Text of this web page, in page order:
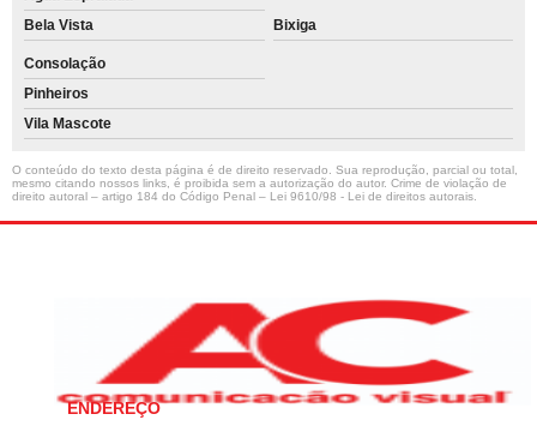
Bela Vista
Bixiga
Consolação
Pinheiros
Vila Mascote
O conteúdo do texto desta página é de direito reservado. Sua reprodução, parcial ou total,
mesmo citando nossos links, é proibida sem a autorização do autor. Crime de violação de
direito autoral – artigo 184 do Código Penal – Lei 9610/98 - Lei de direitos autorais
ENDEREÇO